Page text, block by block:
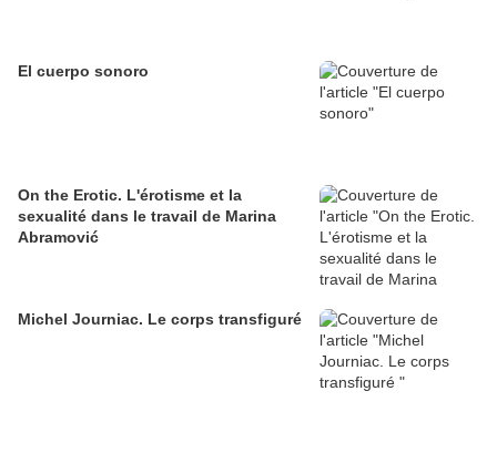
El cuerpo sonoro
On the Erotic. L'érotisme et la
sexualité dans le travail de Marina
Abramović
Michel Journiac. Le corps transfiguré